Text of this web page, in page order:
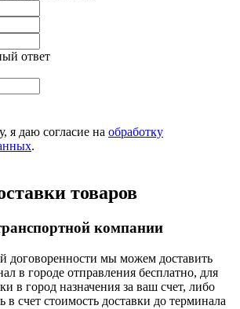
ответ
я даю согласие на обработку
.
товаров
компании
договоренности мы можем доставить
в городе отправления бесплатно, для
в город назначения за ваш счет, либо
счет стоимость доставки до терминала